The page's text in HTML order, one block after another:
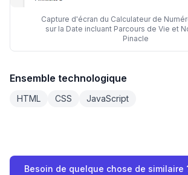
Capture d'écran du Calculateur de
sur la Date incluant Parcours de Vie et
Pinacle
Ensemble technologique
HTML CSS JavaScript
Besoin de quelque chose de similaire